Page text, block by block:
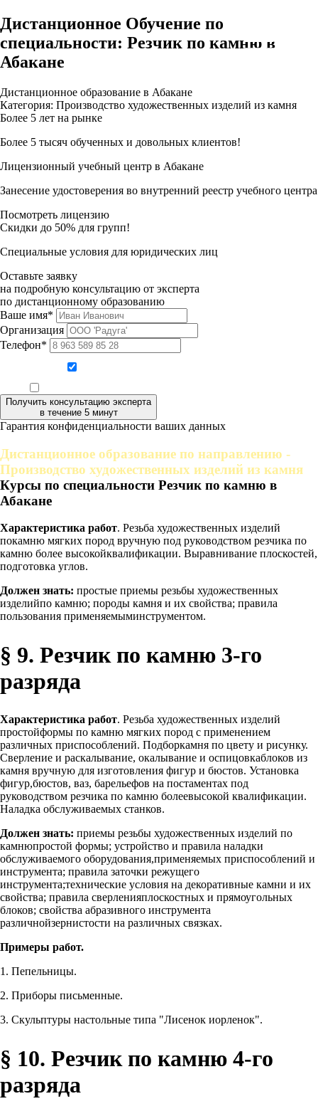
Дистанционное Обучение по
специальности: Резчик по камню в
Абакане
Дистанционное образование в Абакане
Категория: Производство художественных изделий из камня
Более 5 лет на рынке
Более 5 тысяч обученных и довольных клиентов!
Лицензионный учебный центр в Абакане
Занесение удостоверения во внутренний реестр учебного центра
Посмотреть лицензию
Скидки до 50% для групп!
Специальные условия для юридических лиц
Оставьте заявку
на подробную консультацию от эксперта
по дистанционному образованию
Ваше имя*
Организация
Телефон*
Получить консультацию эксперта
в течение 5 минут
Гарантия конфиденциальности ваших данных
Дистанционное образование по направлению -
Производство художественных изделий из камня
Курсы по специальности Резчик по камню в
Абакане
Характеристика работ. Резьба художественных изделий
покамню мягких пород вручную под руководством резчика по
камню более высокойквалификации. Выравнивание плоскостей,
подготовка углов.
Должен знать: простые приемы резьбы художественных
изделийпо камню; породы камня и их свойства; правила
пользования применяемыминструментом.
§ 9. Резчик по камню 3-го
разряда
Характеристика работ. Резьба художественных изделий
простойформы по камню мягких пород с применением
различных приспособлений. Подборкамня по цвету и рисунку.
Сверление и раскалывание, окалывание и оспицовкаблоков из
камня вручную для изготовления фигур и бюстов. Установка
фигур,бюстов, ваз, барельефов на постаментах под
руководством резчика по камню болеевысокой квалификации.
Наладка обслуживаемых станков.
Должен знать: приемы резьбы художественных изделий по
камнюпростой формы; устройство и правила наладки
обслуживаемого оборудования,применяемых приспособлений и
инструмента; правила заточки режущего
инструмента;технические условия на декоративные камни и их
свойства; правила сверленияплоскостных и прямоугольных
блоков; свойства абразивного инструмента
различнойзернистости на различных связках.
Примеры работ.
1. Пепельницы.
2. Приборы письменные.
3. Скульптуры настольные типа "Лисенок иорленок".
§ 10. Резчик по камню 4-го
разряда